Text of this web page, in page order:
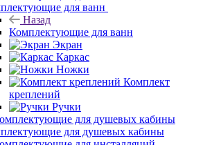
для ванн
Назад
Комплектующие для ванн
Экран
Каркас
Ножки
Комплект
креплений
Ручки
для душевых кабины